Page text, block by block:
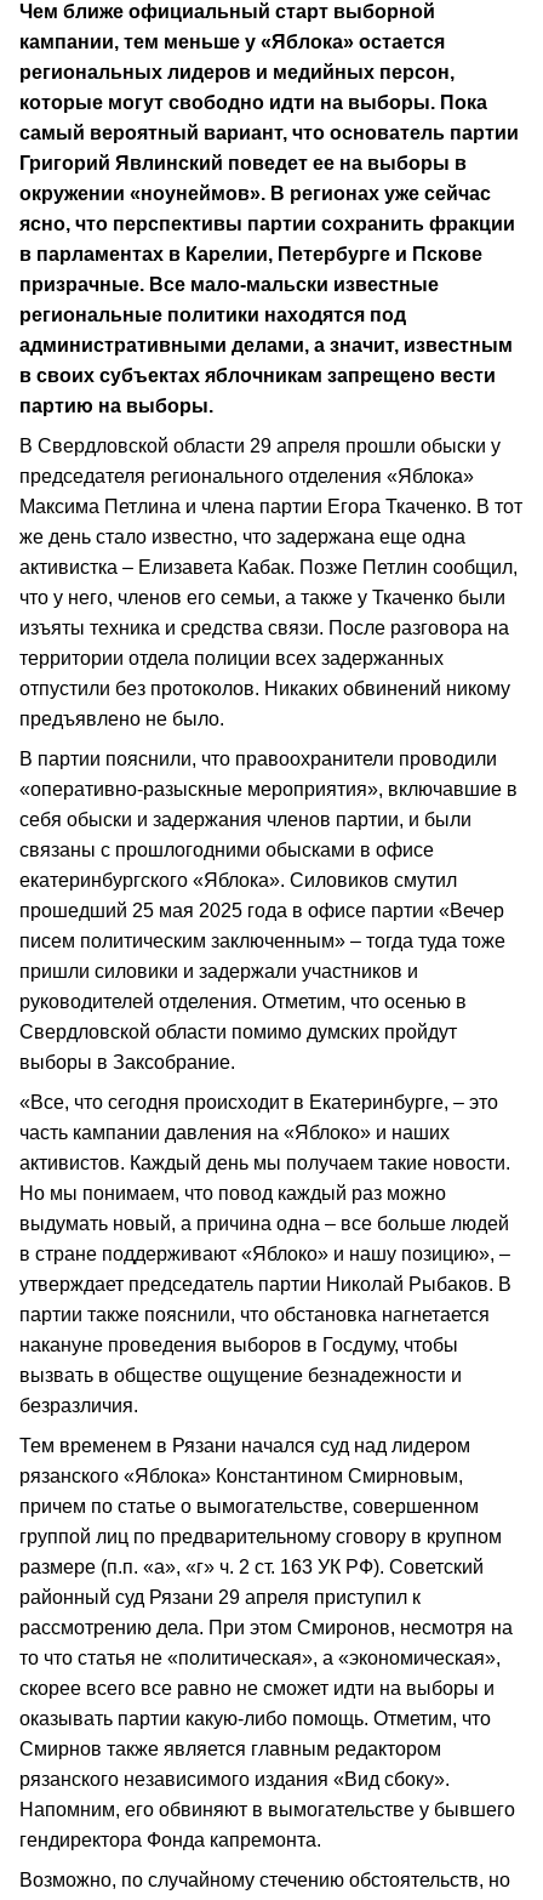
Чем ближе официальный старт выборной
кампании, тем меньше у «Яблока» остается
региональных лидеров и медийных персон,
которые могут свободно идти на выборы. Пока
самый вероятный вариант, что основатель партии
Григорий Явлинский поведет ее на выборы в
окружении «ноунеймов». В регионах уже сейчас
ясно, что перспективы партии сохранить фракции
в парламентах в Карелии, Петербурге и Пскове
призрачные. Все мало-мальски известные
региональные политики находятся под
административными делами, а значит, известным
в своих субъектах яблочникам запрещено вести
партию на выборы.
В Свердловской области 29 апреля прошли обыски у
председателя регионального отделения «Яблока»
Максима Петлина и члена партии Егора Ткаченко. В тот
же день стало известно, что задержана еще одна
активистка – Елизавета Кабак. Позже Петлин сообщил,
что у него, членов его семьи, а также у Ткаченко были
изъяты техника и средства связи. После разговора на
территории отдела полиции всех задержанных
отпустили без протоколов. Никаких обвинений никому
предъявлено не было.
В партии пояснили, что правоохранители проводили
«оперативно-разыскные мероприятия», включавшие в
себя обыски и задержания членов партии, и были
связаны с прошлогодними обысками в офисе
екатеринбургского «Яблока». Силовиков смутил
прошедший 25 мая 2025 года в офисе партии «Вечер
писем политическим заключенным» – тогда туда тоже
пришли силовики и задержали участников и
руководителей отделения. Отметим, что осенью в
Свердловской области помимо думских пройдут
выборы в Заксобрание.
«Все, что сегодня происходит в Екатеринбурге, – это
часть кампании давления на «Яблоко» и наших
активистов. Каждый день мы получаем такие новости.
Но мы понимаем, что повод каждый раз можно
выдумать новый, а причина одна – все больше людей
в стране поддерживают «Яблоко» и нашу позицию», –
утверждает председатель партии Николай Рыбаков. В
партии также пояснили, что обстановка нагнетается
накануне проведения выборов в Госдуму, чтобы
вызвать в обществе ощущение безнадежности и
безразличия.
Тем временем в Рязани начался суд над лидером
рязанского «Яблока» Константином Смирновым,
причем по статье о вымогательстве, совершенном
группой лиц по предварительному сговору в крупном
размере (п.п. «а», «г» ч. 2 ст. 163 УК РФ). Советский
районный суд Рязани 29 апреля приступил к
рассмотрению дела. При этом Смиронов, несмотря на
то что статья не «политическая», а «экономическая»,
скорее всего все равно не сможет идти на выборы и
оказывать партии какую-либо помощь. Отметим, что
Смирнов также является главным редактором
рязанского независимого издания «Вид сбоку».
Напомним, его обвиняют в вымогательстве у бывшего
гендиректора Фонда капремонта.
Возможно, по случайному стечению обстоятельств, но